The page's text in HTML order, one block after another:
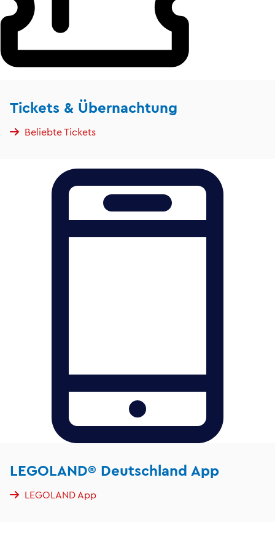
Tickets & Übernachtung
Beliebte Tickets
LEGOLAND® Deutschland App
LEGOLAND App